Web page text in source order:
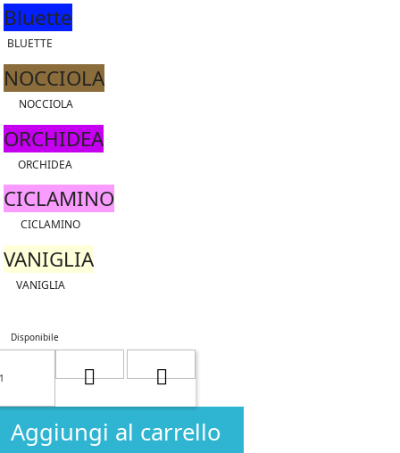
Bluette
BLUETTE
NOCCIOLA
NOCCIOLA
ORCHIDEA
ORCHIDEA
CICLAMINO
CICLAMINO
VANIGLIA
VANIGLIA
Disponibile
Aggiungi al carrello